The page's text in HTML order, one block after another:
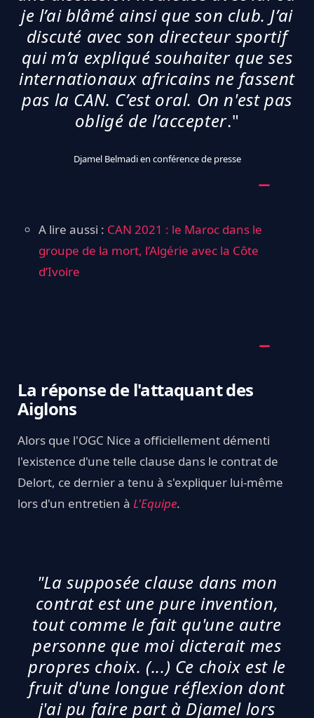
je l’ai blâmé ainsi que son club. J’ai
discuté avec son directeur sportif
qui m’a expliqué souhaiter que ses
internationaux africains ne fassent
pas la CAN. C’est oral. On n'est pas
obligé de l’accepter."
Djamel Belmadi en conférence de presse
A lire aussi : CAN 2021 : le Maroc dans le
groupe de la mort, l’Algérie avec la Côte
d’Ivoire
La réponse de l'attaquant des
Aiglons
Alors que l'OGC Nice a officiellement démenti
l'existence d'une telle clause dans le contrat de
Delort, ce dernier a tenu à s'expliquer lui-même
lors d'un entretien à L'Equipe.
"La supposée clause dans mon
contrat est une pure invention,
tout comme le fait qu'une autre
personne que moi dicterait mes
propres choix. (...) Ce choix est le
fruit d'une longue réflexion dont
j'ai pu faire part à Djamel lors